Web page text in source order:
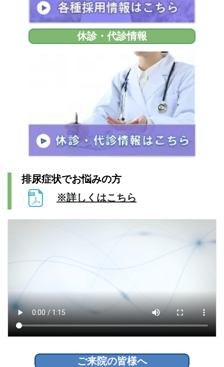
2026年05月23日
患者・家族様へ
野上病院 「面会制限緩和」のお知らせ ※2026年5月18日
（月）より
野上病院 診療放射線技師（正職員）の求人を追加しました。
採用情報
野上病院 リハビリスタッフ（入院・外来）（正職員）（パー
ト）の求人を追加しました。
2026年03月07日
採用情報
ト）の求人を追加しました。
2026年02月25日
採用情報
野上病院 臨床検査技師（パート）の求人を追加しました。
野上病院 リハビリ(PT・OT・ST）（正職員）の求人を追加し
ました。
2026年02月07日
患者・家族様へ
野上病院 「面会制限緩和」のお知らせ ※2026年3月1日
（日）より
2026年02月07日
採用情報
野上病院 視能訓練士（正職員）（パート）の求人を追加しま
休診・代診情報
排尿症状でお悩みの方
※詳しくはこちら
ご来院の皆様へ